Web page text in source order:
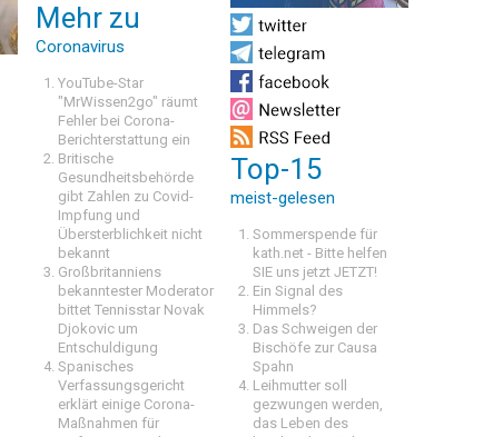
Mehr zu
Coronavirus
YouTube-Star
"MrWissen2go" räumt
Fehler bei Corona-
Berichterstattung ein
Britische
Gesundheitsbehörde
gibt Zahlen zu Covid-
Impfung und
Übersterblichkeit nicht
bekannt
Großbritanniens
bekanntester Moderator
bittet Tennisstar Novak
Djokovic um
Entschuldigung
Spanisches
Verfassungsgericht
erklärt einige Corona-
Maßnahmen für
Top-15
meist-gelesen
Sommerspende für
kath.net - Bitte helfen
SIE uns jetzt JETZT!
Ein Signal des
Himmels?
Das Schweigen der
Bischöfe zur Causa
Spahn
Leihmutter soll
gezwungen werden,
das Leben des